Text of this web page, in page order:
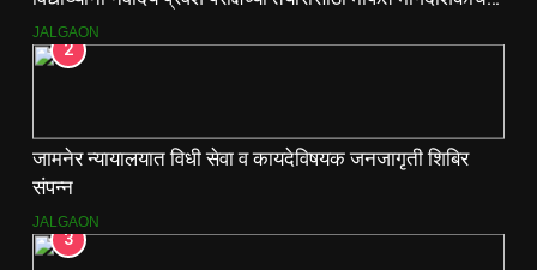
वाटप.
JALGAON
2
जामनेर न्यायालयात विधी सेवा व कायदेविषयक जनजागृती शिबिर
संपन्न
JALGAON
3